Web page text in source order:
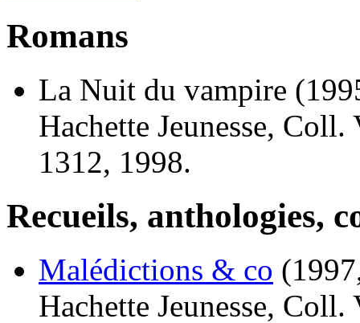
Romans
La Nuit du vampire
Hachette Jeunesse,
1312, 1998.
Recueils, anthologies,
Malédictions & co
Hachette Jeunesse,